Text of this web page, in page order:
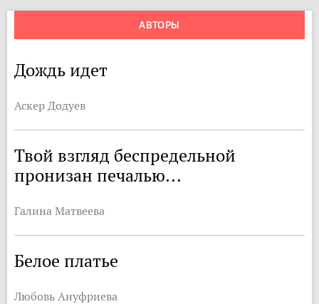
АВТОРЫ
Дождь идет
Аскер Додуев
Твой взгляд беспредельной
пронизан печалью...
Галина Матвеева
Белое платье
Любовь Ануфриева